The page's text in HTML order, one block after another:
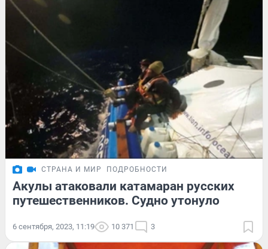
СТРАНА И МИР ПОДРОБНОСТИ
Акулы атаковали катамаран русских
путешественников. Судно утонуло
6 сентября, 2023, 11:19 10 371 3